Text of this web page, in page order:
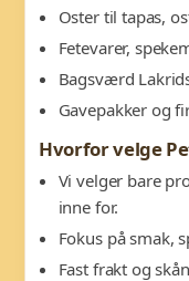
Oster til tapas,
Fetevarer,
Bagsværd
Gavepakker og
Hvorfor velge
Vi velger bare
inne for.
Fokus på smak,
Fast frakt og